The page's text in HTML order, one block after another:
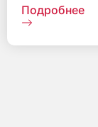
Подробнее